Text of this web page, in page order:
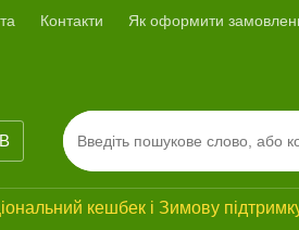
Контакти Як оформити
кешбек і Зимову